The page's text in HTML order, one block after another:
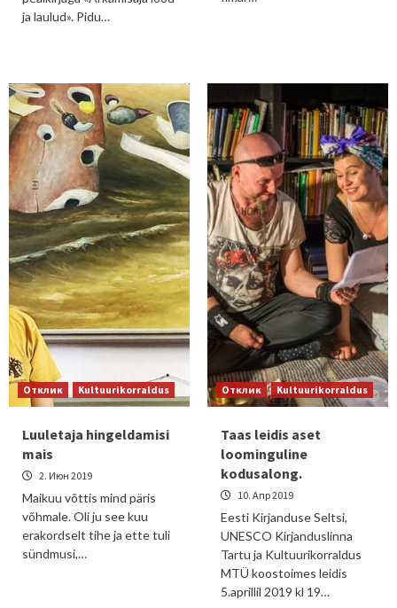
ja laulud». Pidu…
Отклик Kultuurikorraldus
Luuletaja hingeldamisi
mais
2. Июн 2019
Maikuu võttis mind päris
võhmale. Oli ju see kuu
erakordselt tihe ja ette tuli
sündmusi,…
Отклик Kultuurikorraldus
Taas leidis aset
loominguline
kodusalong.
10. Апр 2019
Eesti Kirjanduse Seltsi,
UNESCO Kirjanduslinna
Tartu ja Kultuurikorraldus
MTÜ koostoimes leidis
5.aprillil 2019 kl 19…